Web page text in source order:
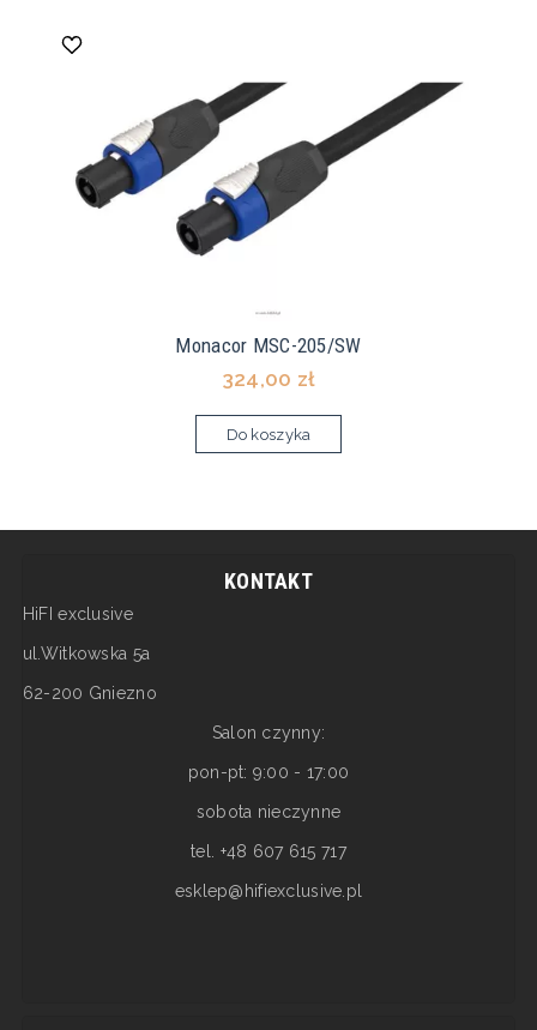
Monacor MSC-205/SW
324,00 zł
Do koszyka
KONTAKT
HiFI exclusive
ul.Witkowska 5a
62-200 Gniezno
Salon czynny:
pon-pt: 9:00 - 17:00
sobota nieczynne
tel. +48 607 615 717
esklep@hifiexclusive.pl